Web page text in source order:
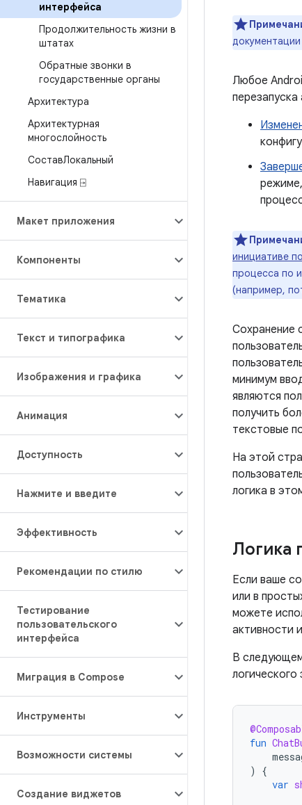
интерфейса
Продолжительность жизни в
штатах
Обратные звонки в
государственные органы
Архитектура
Архитектурная
многослойность
СоставЛокальный
Навигация ⍈
Макет приложения
Компоненты
Тематика
Текст и типографика
Изображения и графика
Анимация
Доступность
Нажмите и введите
Эффективность
Рекомендации по стилю
Тестирование
пользовательского
интерфейса
Миграция в Compose
Инструменты
Возможности системы
Создание виджетов
документации
Любое
инициативе
процесса по
(например,
Сохранение
минимум
являются
получить
текстовые
На этой
логика в
Логика
Если ваше
или в
можете
активности
В
fun
)
{
var